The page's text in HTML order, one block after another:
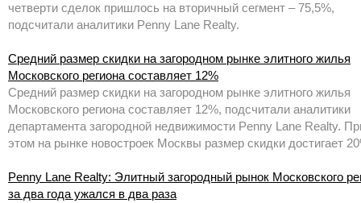
четверти сделок пришлось на вторичный сегмент – 75,5%,
подсчитали аналитики Penny Lane Realty.
Средний размер скидки на загородном рынке элитного жилья
Московского региона составляет 12%
Средний размер скидки на загородном рынке элитного жилья
Московского региона составляет 12%, подсчитали аналитики
департамента загородной недвижимости Penny Lane Realty.
этом на рынке новостроек Москвы размер скидки достигает
Penny Lane Realty: Элитный загородный рынок Московского
за два года ужался в два раза